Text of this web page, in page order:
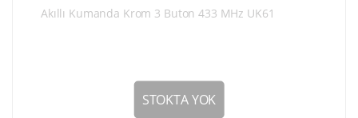
Akıllı Kumanda Krom 3 Buton 433 MHz UK61